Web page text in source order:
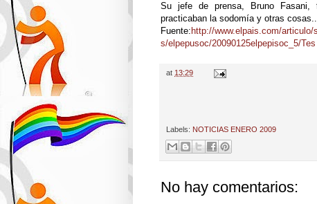
Su jefe de prensa, Bruno
practicaban la sodomía y otras
Fuente: http://www.elpais.com/
s/elpepusoc/20090125elpepisoc_5/Tes
at 13:29
Labels: NOTICIAS ENERO 2009
No hay comentarios: